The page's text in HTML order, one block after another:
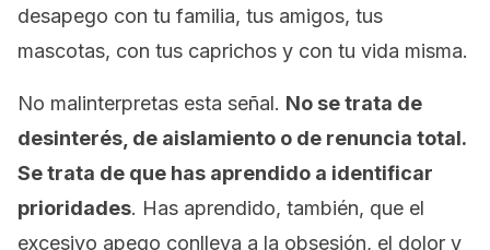
desapego con tu familia, tus amigos, tus
mascotas, con tus caprichos y con tu vida misma.
No malinterpretas esta señal. No se trata de
desinterés, de aislamiento o de renuncia total.
Se trata de que has aprendido a identificar
prioridades. Has aprendido, también, que el
excesivo apego conlleva a la obsesión, el dolor y